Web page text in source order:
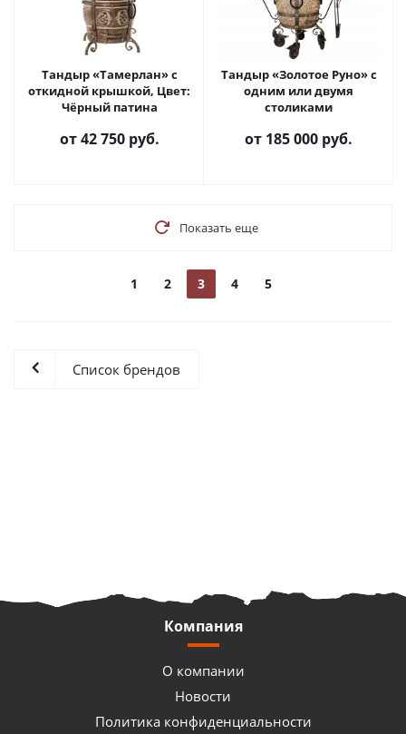
Тандыр «Тамерлан» с
откидной крышкой, Цвет:
Чёрный патина
от42 750 руб.
Тандыр «Золотое Руно» с
одним или двумя
столиками
от 185 000 руб.
Показать еще
1 2 3 4 5
Список брендов
Компания
О компании
Новости
Политика конфиденциальности